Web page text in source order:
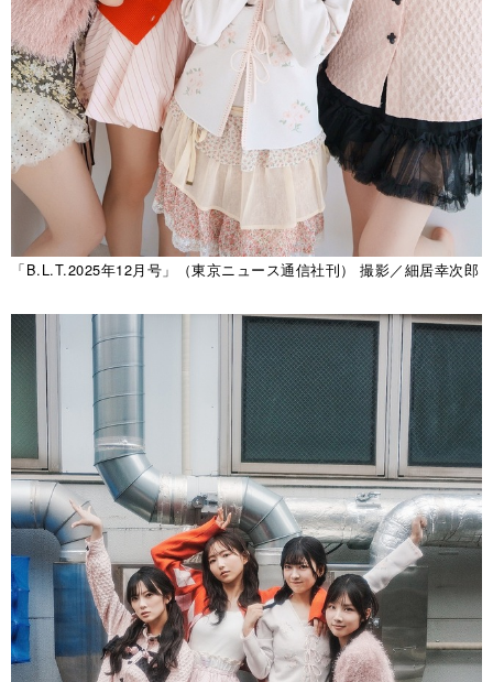
「B.L.T.2025年12月号」（東京ニュース通信社刊） 撮影／細居幸次郎